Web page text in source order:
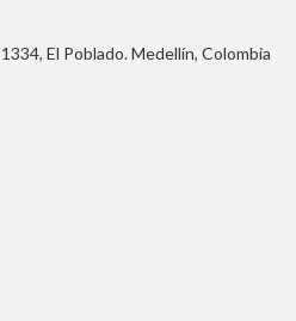
El Poblado. Medellín, Colombia